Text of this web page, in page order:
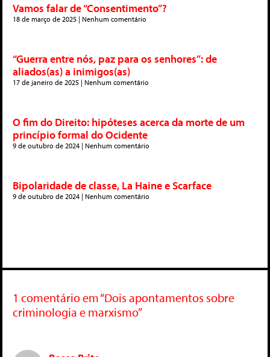
Vamos falar de “Consentimento”?
18 de março de 2025 Nenhum comentário
“Guerra entre nós, paz para os senhores”: de
aliados(as) a inimigos(as)
17 de janeiro de 2025 Nenhum comentário
O fim do Direito: hipóteses acerca da morte de um
princípio formal do Ocidente
9 de outubro de 2024 Nenhum comentário
Bipolaridade de classe, La Haine e Scarface
9 de outubro de 2024 Nenhum comentário
1 comentário em “Dois apontamentos sobre
criminologia e marxismo”